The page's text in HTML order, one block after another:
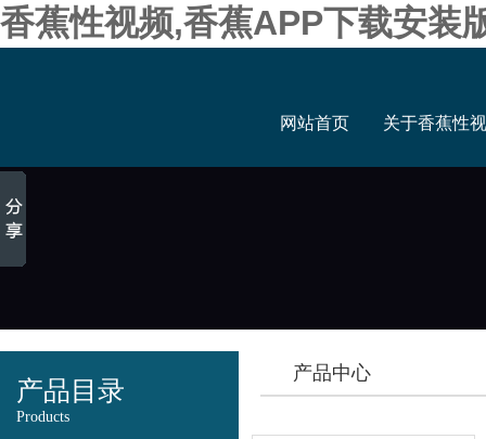
香蕉性视频,香蕉APP下载安装
网站首页 关于香蕉性
产品目录
Products
产品中心